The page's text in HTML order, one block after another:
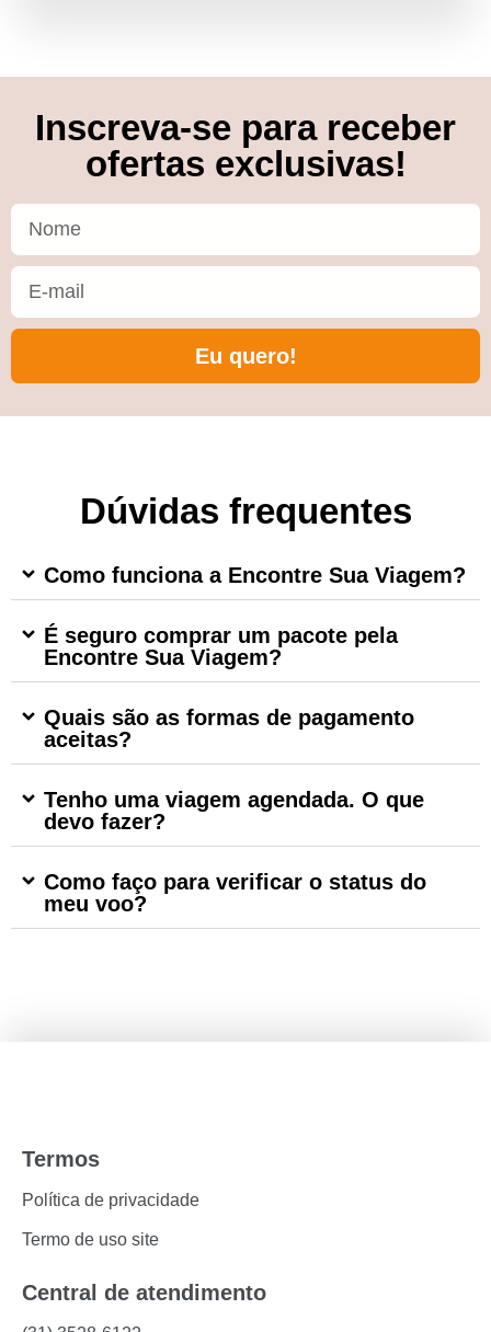
Inscreva-se para receber
ofertas exclusivas!
Eu quero!
Dúvidas frequentes
Como funciona a Encontre Sua Viagem?
É seguro comprar um pacote pela
Encontre Sua Viagem?
Quais são as formas de pagamento
aceitas?
Tenho uma viagem agendada. O que
devo fazer?
Como faço para verificar o status do
meu voo?
Central de atendimento
Termos
Política de privacidade
Termo de uso site